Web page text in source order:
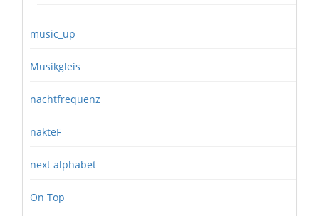
music_up
Musikgleis
nachtfrequenz
nakteF
next alphabet
On Top